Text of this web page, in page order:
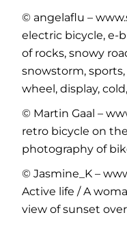
© angelaflu –
electric bicycle, e-
of rocks, snowy
snowstorm,
wheel, display,
© Martin Gaal –
retro bicycle on
photography of
© Jasmine_K –
Active life / A
view of sunset